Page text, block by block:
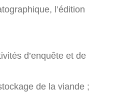
l’édition
d’enquête et de
de la viande ;